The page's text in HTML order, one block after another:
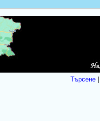
Търсене|